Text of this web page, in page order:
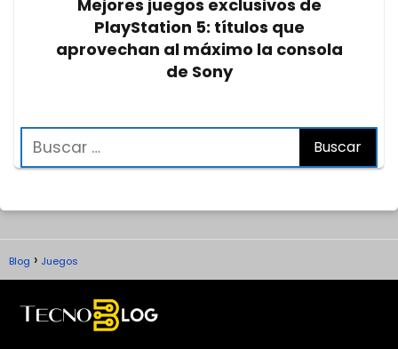
Mejores juegos exclusivos de
PlayStation 5: títulos que
aprovechan al máximo la consola
de Sony
Blog Juegos